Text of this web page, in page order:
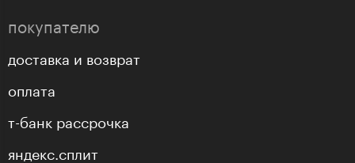
покупателю
доставка и возврат
оплата
т-банк рассрочка
яндекс.сплит